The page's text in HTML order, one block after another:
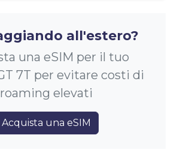
all'estero?
una eSIM per il tuo
7T per evitare costi di
roaming elevati
Acquista una eSIM